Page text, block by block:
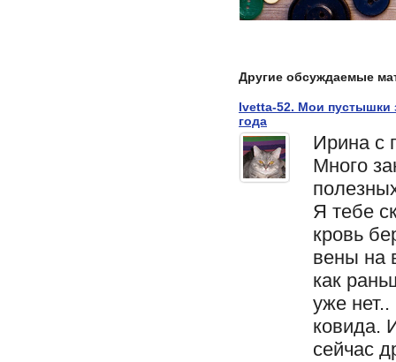
Другие обсуждаемые
Ivetta-52. Мои пустышки
года
Ирина с
Много
Я тебе
кровь
вены на
как
уже
ковида.
сейчас